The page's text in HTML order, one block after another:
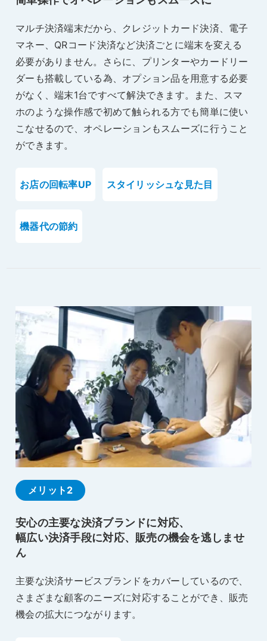
マルチ決済端末だから、クレジットカード決済、電子
マネー、QRコード決済など決済ごとに端末を変える
必要がありません。さらに、プリンターやカードリー
ダーも搭載している為、オプション品を用意する必要
がなく、端末1台ですべて解決できます。また、スマ
ホのような操作感で初めて触られる方でも簡単に使い
こなせるので、オペレーションもスムーズに行うこと
ができます。
お店の回転率UP スタイリッシュな見た目
機器代の節約
メリット2
安心の主要な決済ブランドに対応、
幅広い決済手段に対応、販売の機会を逃しませ
ん
主要な決済サービスブランドをカバーしているので、
さまざまな顧客のニーズに対応することができ、販売
機会の拡大につながります。